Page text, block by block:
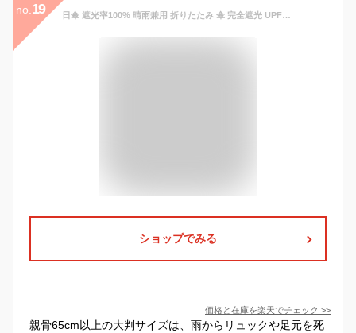
no. 19 日傘 遮光率100% 晴雨兼用 折りたたみ 傘 完全遮光 UPF50+ 折り畳み傘 270g 軽量 1級遮光 UVカット 大きい レディース コンパクト 大きめ 風に強い 防水 丈夫 8本骨 撥水 軽量 女性 耐風 プレゼント ギフト
ショップでみる
価格と在庫を楽天でチェック >>
親骨65cm以上の大判サイズは、雨からリュックや足元を死